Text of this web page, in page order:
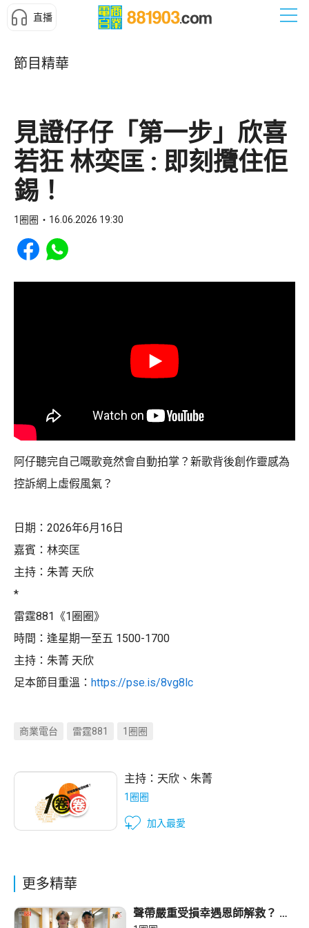
直播
節目精華
見證仔仔「第一步」欣喜
若狂 林奕匡 : 即刻攬住佢
錫！
1圈圈 16.06.2026 19:30
Share to Facebook
Share to WhatsApp
阿仔聽完自己嘅歌竟然會自動拍掌？新歌背後創作靈感為
控訴網上虛假風氣？
日期：2026年6月16日
嘉賓：林奕匡
主持：朱菁 天欣
*
雷霆881《1圈圈》
時間：逢星期一至五 1500-1700
主持：朱菁 天欣
足本節目重溫： https://pse.is/8vg8lc
商業電台 雷霆881 1圈圈
主持： 天欣 、 朱菁
1圈圈
加入最愛
更多精華
聲帶嚴重受損幸遇恩師解救？ 洪